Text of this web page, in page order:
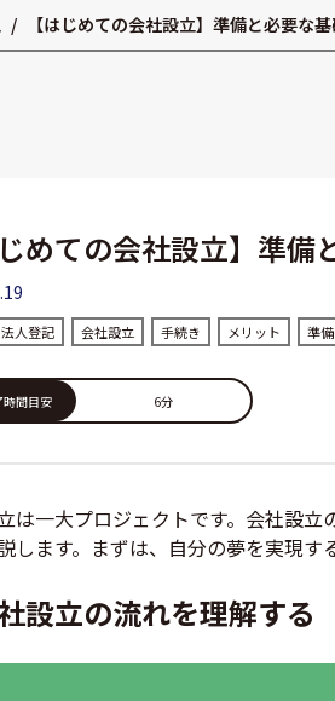
/ 【はじめての会社設立】準備と必要な
めての会社設立】準備
法人登記 会社設立 手続き メリット 準備
時間目安 6分
は一大プロジェクトです。会社設
します。まずは、自分の夢を実現す
設立の流れを理解する